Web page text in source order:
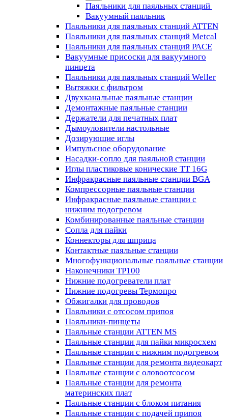
Паяльники для паяльных станций
Вакуумный паяльник
Паяльники для паяльных станций ATTEN
Паяльники для паяльных станций Metcal
Паяльники для паяльных станций PACE
Вакуумные присоски для вакуумного
пинцета
Паяльники для паяльных станций Weller
Вытяжки с фильтром
Двухканальные паяльные станции
Демонтажные паяльные станции
Держатели для печатных плат
Дымоуловители настольные
Дозирующие иглы
Импульсное оборудование
Насадки-сопло для паяльной станции
Иглы пластиковые конические TT 16G
Инфракрасные паяльные станции BGA
Компрессорные паяльные станции
Инфракрасные паяльные станции с
нижним подогревом
Комбинированные паяльные станции
Сопла для пайки
Коннекторы для шприца
Контактные паяльные станции
Многофункциональные паяльные станции
Наконечники TP100
Нижние подогреватели плат
Нижние подогревы Термопро
Обжигалки для проводов
Паяльники с отсосом припоя
Паяльники-пинцеты
Паяльные станции ATTEN MS
Паяльные станции для пайки микросхем
Паяльные станции с нижним подогревом
Паяльные станции для ремонта видеокарт
Паяльные станции с оловоотсосом
Паяльные станции для ремонта
материнских плат
Паяльные станции с блоком питания
Паяльные станции с подачей припоя